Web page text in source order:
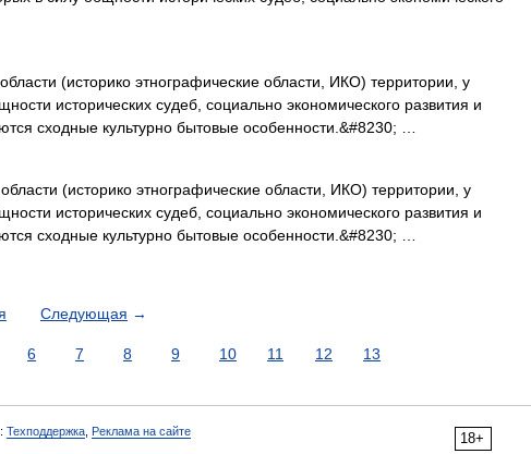
(историко этнографические области, ИКО) территории, у
исторических судеб, социально экономического развития и
сходные культурно бытовые особенности.&#8230; …
(историко этнографические области, ИКО) территории, у
исторических судеб, социально экономического развития и
сходные культурно бытовые особенности.&#8230; …
Следующая →
6 7 8 9 10 11 12 13
18+
Техподдержка Реклама на сайте